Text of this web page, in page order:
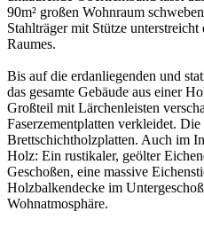
90m² großen Wohnraum
Stahlträger mit Stütze
Raumes.
Bis auf die erdanliegenden und
das gesamte Gebäude aus einer
Großteil mit Lärchenleisten
Faserzementplatten verkleidet.
Brettschichtholzplatten. Auch im
Holz: Ein rustikaler, geölter
Geschoßen, eine massive
Holzbalkendecke im
Wohnatmosphäre.